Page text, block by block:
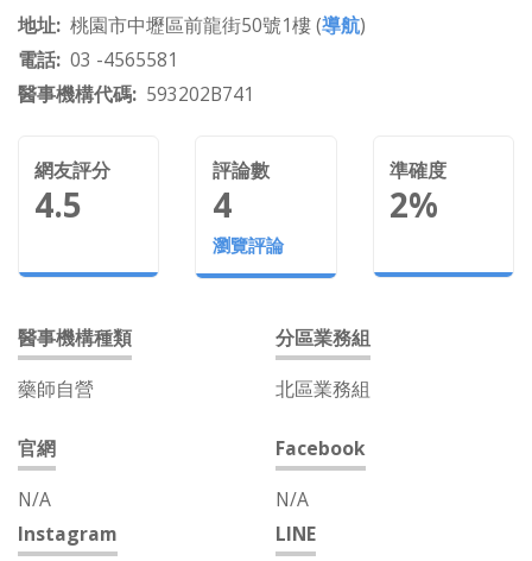
地址 桃園市中壢區前龍街50號1樓 (導航)
電話 03 -4565581
醫事機構代碼 593202B741
網友評分
4.5
評論數
4
瀏覽評論
準確度
2%
醫事機構種類
藥師自營
分區業務組
北區業務組
官網
N/A
Facebook
N/A
Instagram
LINE